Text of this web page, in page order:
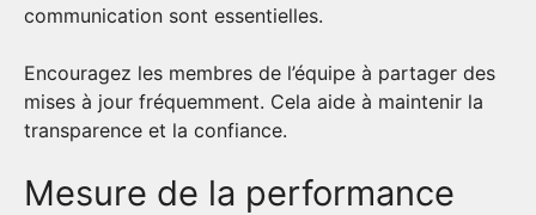
communication sont essentielles.
Encouragez les membres de l’équipe à partager des
mises à jour fréquemment. Cela aide à maintenir la
transparence et la confiance.
Mesure de la performance